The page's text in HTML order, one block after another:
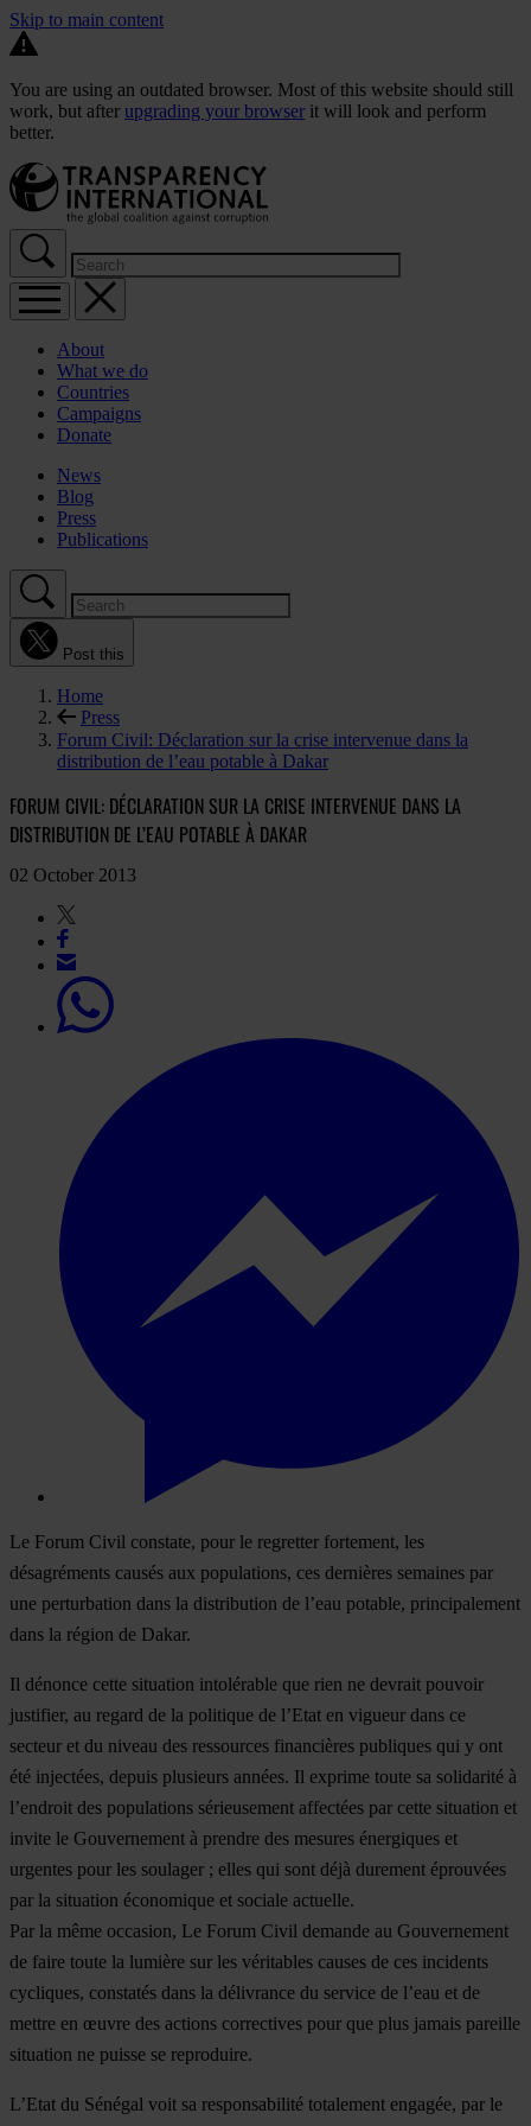
Skip to main content
You are using an outdated browser. Most of this website should still
work, but after upgrading your browser it will look and perform
better.
About
What we do
Countries
Campaigns
Donate
News
Blog
Press
Publications
Post this
Home
Press
Forum Civil: Déclaration sur la crise intervenue dans la
distribution de l’eau potable à Dakar
FORUM CIVIL: DÉCLARATION SUR LA CRISE INTERVENUE DANS LA
DISTRIBUTION DE L’EAU POTABLE À DAKAR
02 October 2013
Le Forum Civil constate, pour le regretter fortement, les
désagréments causés aux populations, ces dernières semaines par
une perturbation dans la distribution de l’eau potable, principalement
dans la région de Dakar.
Il dénonce cette situation intolérable que rien ne devrait pouvoir
justifier, au regard de la politique de l’Etat en vigueur dans ce
secteur et du niveau des ressources financières publiques qui y ont
été injectées, depuis plusieurs années. Il exprime toute sa solidarité à
l’endroit des populations sérieusement affectées par cette situation et
invite le Gouvernement à prendre des mesures énergiques et
urgentes pour les soulager ; elles qui sont déjà durement éprouvées
par la situation économique et sociale actuelle.
Par la même occasion, Le Forum Civil demande au Gouvernement
de faire toute la lumière sur les véritables causes de ces incidents
cycliques, constatés dans la délivrance du service de l’eau et de
mettre en œuvre des actions correctives pour que plus jamais pareille
situation ne puisse se reproduire.
L’Etat du Sénégal voit sa responsabilité totalement engagée, par le